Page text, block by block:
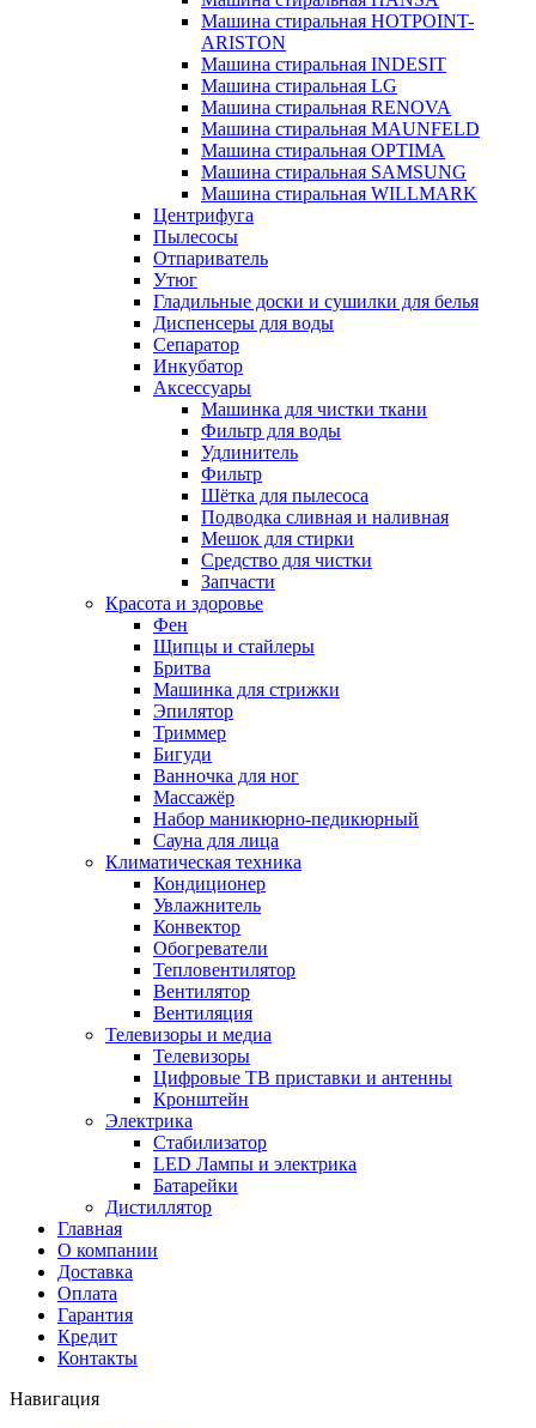
Машина стиральная HOTPOINT-
ARISTON
Машина стиральная INDESIT
Машина стиральная LG
Машина стиральная RENOVA
Машина стиральная MAUNFELD
Машина стиральная OPTIMA
Машина стиральная SAMSUNG
Машина стиральная WILLMARK
Центрифуга
Пылесосы
Отпариватель
Утюг
Гладильные доски и сушилки для белья
Диспенсеры для воды
Сепаратор
Инкубатор
Аксессуары
Машинка для чистки ткани
Фильтр для воды
Удлинитель
Фильтр
Шётка для пылесоса
Подводка сливная и наливная
Мешок для стирки
Средство для чистки
Запчасти
Красота и здоровье
Фен
Щипцы и стайлеры
Бритва
Машинка для стрижки
Эпилятор
Триммер
Бигуди
Ванночка для ног
Массажёр
Набор маникюрно-педикюрный
Сауна для лица
Климатическая техника
Кондиционер
Увлажнитель
Конвектор
Обогреватели
Тепловентилятор
Вентилятор
Вентиляция
Телевизоры и медиа
Телевизоры
Цифровые ТВ приставки и антенны
Кронштейн
Электрика
Стабилизатор
LED Лампы и электрика
Батарейки
Дистиллятор
Главная
О компании
Доставка
Оплата
Гарантия
Кредит
Контакты
Навигация